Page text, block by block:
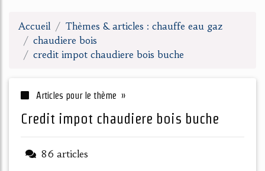
Accueil
Thèmes & articles : chauffe eau gaz
chaudiere bois
credit impot chaudiere bois buche
Articles pour le thème »
credit impot chaudiere bois buche
86 articles